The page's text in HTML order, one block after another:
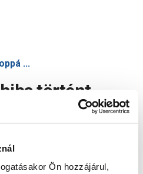
Ön hozzájárul,
...
történt
újratöltése